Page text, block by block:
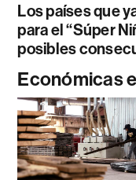
Los países que
para el “Súper
posibles
Económicas